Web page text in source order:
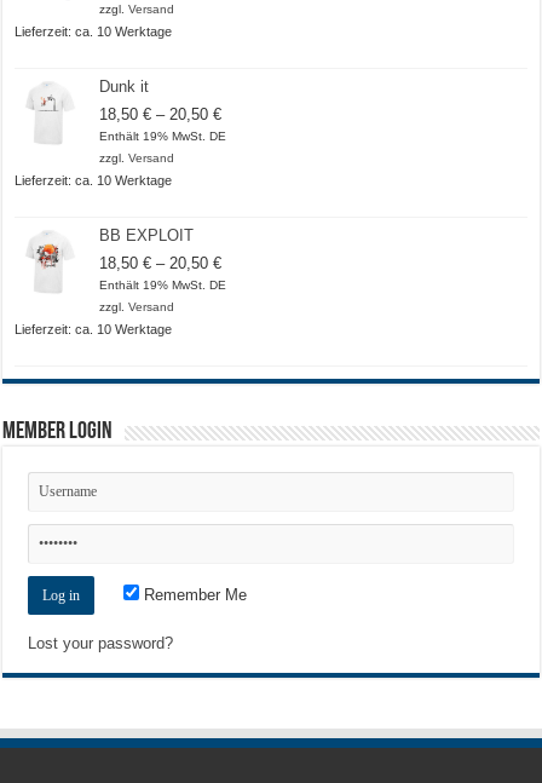
zzgl.Versand
Lieferzeit: ca. 10 Werktage
Dunk it
18,50€ – 20,50€Preisspanne:
18,50 €
Enthält 19% MwSt. DE
zzgl.Versand
Lieferzeit: ca. 10 Werktage
BB EXPLOIT
18,50€ – 20,50€Preisspanne:
18,50 €
Enthält 19% MwSt. DE
zzgl.Versand
Lieferzeit: ca. 10 Werktage
Member Login
Remember Me
Lost your password?